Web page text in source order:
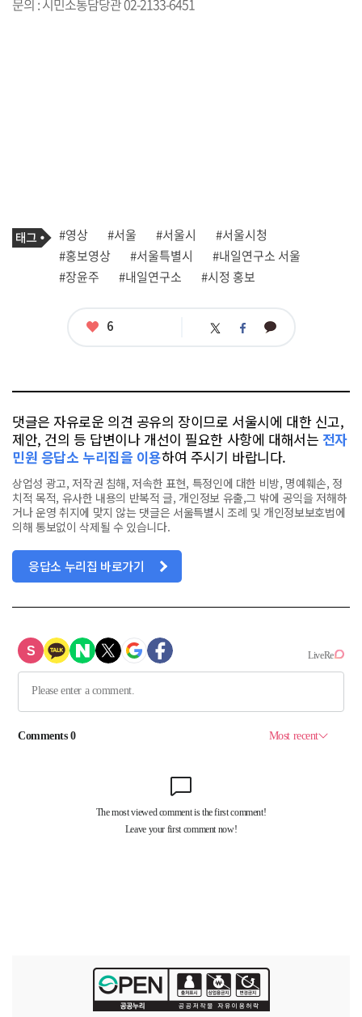
기
사
관
련
태
태
그
#영상 #서울 #서울시
#서울시청
#홍보영상
#서울특별시
#내일연구소 서울
#장윤주
#내일연구소 #시정 홍보
좋
6 트 페 카
댓글은 자유로운 의견 공유의 장이므로 서울시에 대한 신고,
제안, 건의 등 답변이나 개선이 필요한 사항에 대해서는 전자
민원 응답소 누리집을 이용하여 주시기 바랍니다.
상업성 광고, 저작권 침해, 저속한 표현, 특정인에 대한 비방, 명예훼손, 정
치적 목적, 유사한 내용의 반복적 글, 개인정보 유출,그 밖에 공익을 저해하
거나 운영 취지에 맞지 않는 댓글은 서울특별시 조례 및 개인정보보호법에
의해 통보없이 삭제될 수 있습니다.
응답소 누리집 바로가기